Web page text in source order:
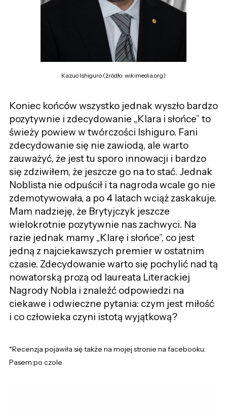
Kazuo Ishiguro (źródło: wikimedia.org)
Koniec końców wszystko jednak wyszło bardzo
pozytywnie i zdecydowanie „Klara i słońce” to
świeży powiew w twórczości Ishiguro. Fani
zdecydowanie się nie zawiodą, ale warto
zauważyć, że jest tu sporo innowacji i bardzo
się zdziwiłem, że jeszcze go na to stać. Jednak
Noblista nie odpuścił i ta nagroda wcale go nie
zdemotywowała, a po 4 latach wciąż zaskakuje.
Mam nadzieję, że Brytyjczyk jeszcze
wielokrotnie pozytywnie nas zachwyci. Na
razie jednak mamy „Klarę i słońce”, co jest
jedną z najciekawszych premier w ostatnim
czasie. Zdecydowanie warto się pochylić nad tą
nowatorską prozą od laureata Literackiej
Nagrody Nobla i znaleźć odpowiedzi na
ciekawe i odwieczne pytania: czym jest miłość
i co człowieka czyni istotą wyjątkową?
*Recenzja pojawiła się także na mojej stronie na facebooku:
Pasem po czole